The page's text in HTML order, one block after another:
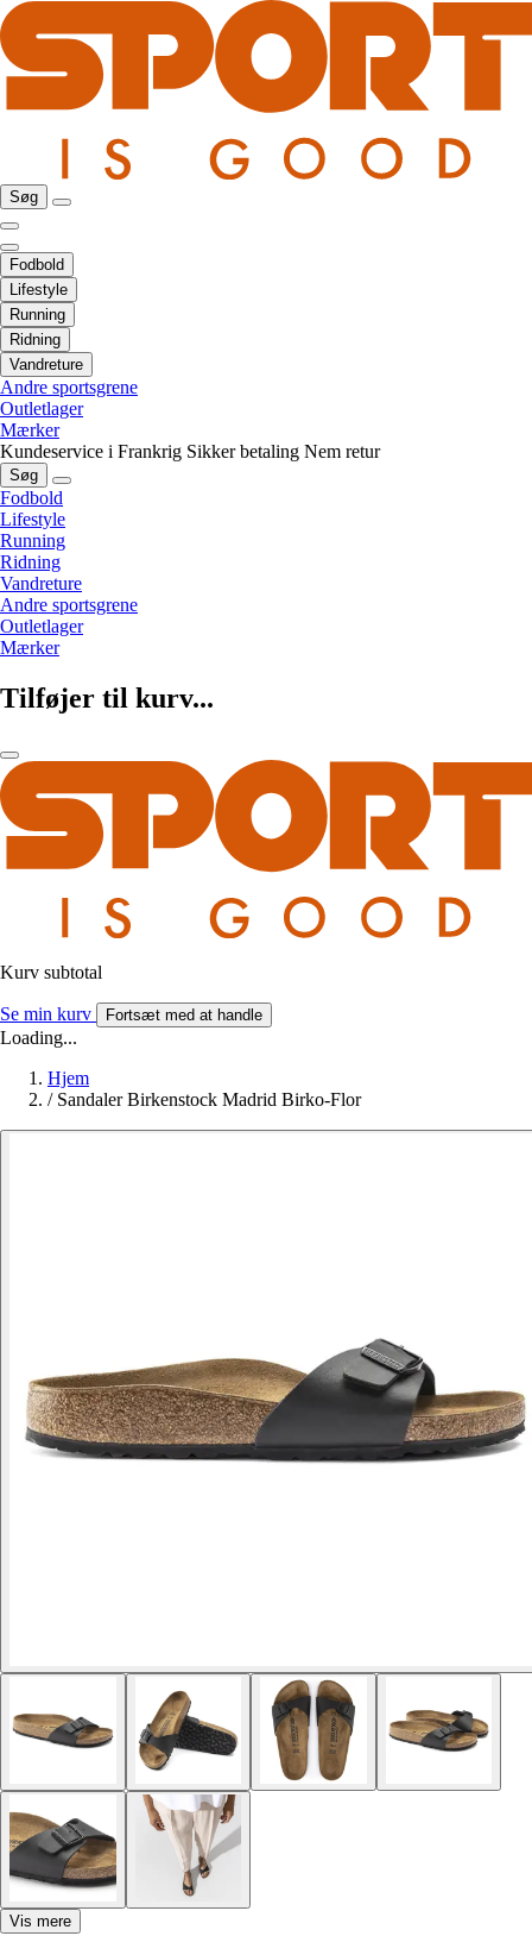
Søg
Fodbold
Lifestyle
Running
Ridning
Vandreture
Andre sportsgrene
Outletlager
Mærker
Kundeservice i Frankrig Sikker betaling Nem retur
Søg
Fodbold
Lifestyle
Running
Ridning
Vandreture
Andre sportsgrene
Outletlager
Mærker
Tilføjer til kurv...
Kurv subtotal
Se min kurv Fortsæt med at handle
Loading...
Hjem
/ Sandaler Birkenstock Madrid Birko-Flor
Vis mere